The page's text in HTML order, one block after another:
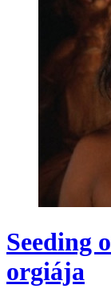
Seeding
orgiája